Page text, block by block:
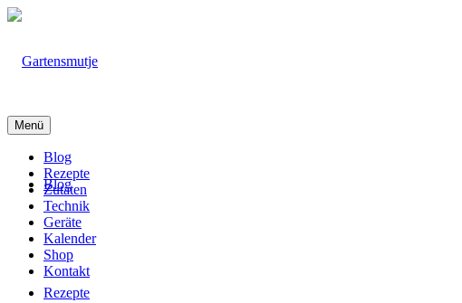
Blog
Rezepte
Menü
Blog
Rezepte
Zutaten
Technik
Geräte
Kalender
Shop
Kontakt